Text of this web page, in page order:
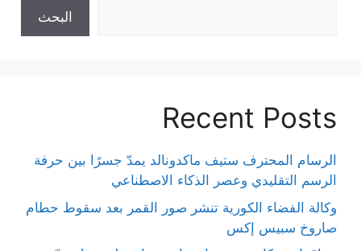
البحث
Recent Posts
الرسام المحترف ستيف ماكدونالد يمدّ جسرًا بين حرفة
الرسم التقليدي وعصر الذكاء الاصطناعي
وكالة الفضاء الكورية تنشر صور القمر بعد سقوط حطام
صاروخ سبيس إكس